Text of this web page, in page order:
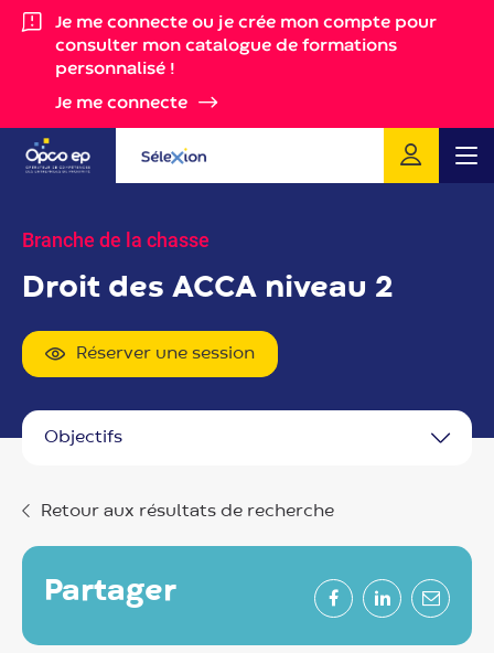
Je me connecte ou je crée mon compte pour
consulter mon catalogue de formations
personnalisé !
Je me connecte
Branche de la chasse
Droit des ACCA niveau 2
Réserver une session
objectifs
Retour aux résultats de recherche
partager FacebookLinkedIn
Mail
Gestion des cookies